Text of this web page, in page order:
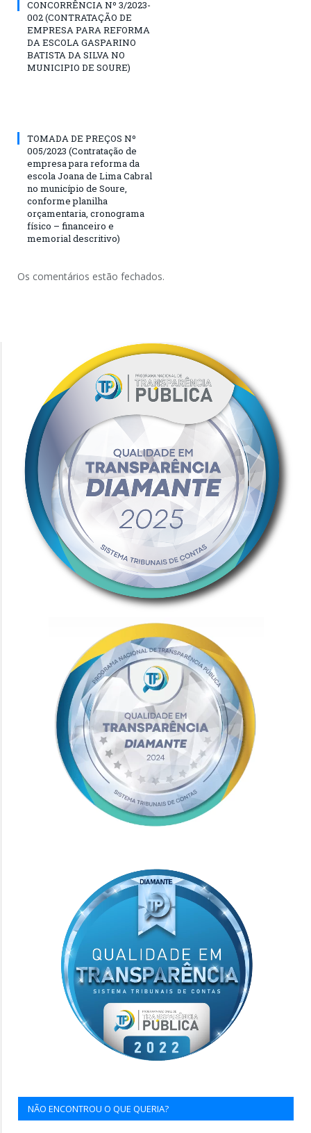
CONCORRÊNCIA Nº 3/2023-
002 (CONTRATAÇÃO DE
EMPRESA PARA REFORMA
DA ESCOLA GASPARINO
BATISTA DA SILVA NO
MUNICIPIO DE SOURE)
TOMADA DE PREÇOS Nº
005/2023 (Contratação de
empresa para reforma da
escola Joana de Lima Cabral
no município de Soure,
conforme planilha
orçamentaria, cronograma
físico – financeiro e
memorial descritivo)
Os comentários estão fechados.
NÃO ENCONTROU O QUE QUERIA?